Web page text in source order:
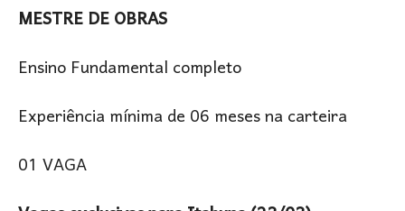
MESTRE DE OBRAS
Ensino Fundamental completo
Experiência mínima de 06 meses na carteira
01 VAGA